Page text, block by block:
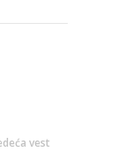
vest